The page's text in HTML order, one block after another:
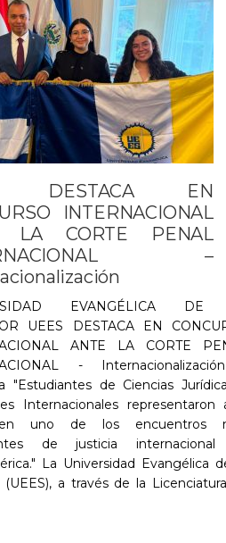
DESTACA EN
INTERNACIONAL
LA CORTE PENAL
–
EVANGÉLICA DE
UEES DESTACA EN
ANTE LA CORTE
-
"Estudiantes de Ciencias
Internacionales representaron
uno de los encuentros
de justicia
La Universidad Evangélica
(UEES), a través de la